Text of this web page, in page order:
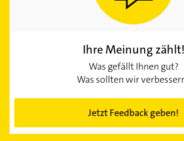
Ihre Meinung zählt!
Was gefällt Ihnen gut?
Was sollten wir
Jetzt Feedback geben!